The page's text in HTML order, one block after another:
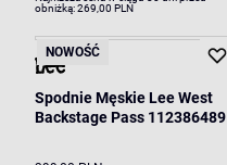
obniżką:269,00 PLN
NOWOŚĆ
Spodnie Męskie Lee West
Backstage Pass 112386489